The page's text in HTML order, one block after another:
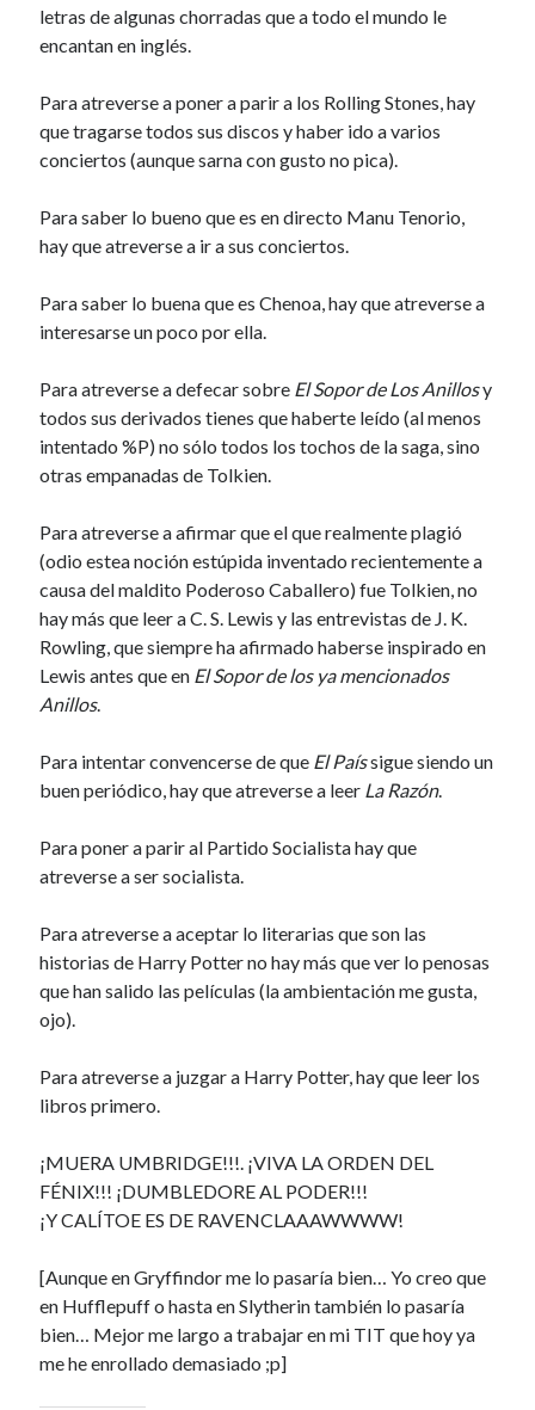
letras de algunas chorradas que a todo el mundo le
encantan en inglés.
Para atreverse a poner a parir a los Rolling Stones, hay
que tragarse todos sus discos y haber ido a varios
conciertos (aunque sarna con gusto no pica).
Para saber lo bueno que es en directo Manu Tenorio,
hay que atreverse a ir a sus conciertos.
Para saber lo buena que es Chenoa, hay que atreverse a
interesarse un poco por ella.
Para atreverse a defecar sobre El Sopor de Los Anillosy
todos sus derivados tienes que haberte leído (al menos
intentado %P) no sólo todos los tochos de la saga, sino
otras empanadas de Tolkien.
Para atreverse a afirmar que el que realmente plagió
(odio estea noción estúpida inventado recientemente a
causa del maldito Poderoso Caballero) fue Tolkien, no
hay más que leer a C. S. Lewis y las entrevistas de J. K.
Rowling, que siempre ha afirmado haberse inspirado en
Lewis antes que en El Sopor de los ya mencionados
Anillos.
Para intentar convencerse de que El Paíssigue siendo un
buen periódico, hay que atreverse a leer La Razón.
Para poner a parir al Partido Socialista hay que
atreverse a ser socialista.
Para atreverse a aceptar lo literarias que son las
historias de Harry Potter no hay más que ver lo penosas
que han salido las películas (la ambientación me gusta,
ojo).
Para atreverse a juzgar a Harry Potter, hay que leer los
libros primero.
¡MUERA UMBRIDGE!!!. ¡VIVA LA ORDEN DEL
FÉNIX!!! ¡DUMBLEDORE AL PODER!!!
¡Y CALÍTOE ES DE RAVENCLAAAWWWW!
[Aunque en Gryffindor me lo pasaría bien… Yo creo que
en Hufflepuff o hasta en Slytherin también lo pasaría
bien… Mejor me largo a trabajar en mi TIT que hoy ya
me he enrollado demasiado ;p]